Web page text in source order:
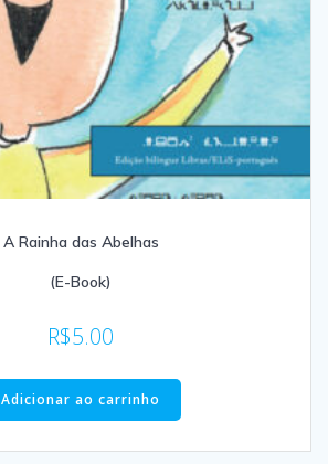
A Rainha das Abelhas
(E-Book)
R$5.00
Adicionar ao carrinho